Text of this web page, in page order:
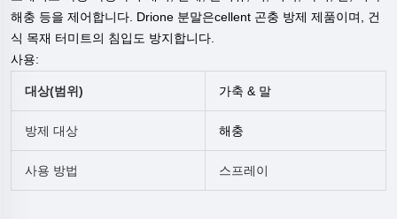
해충 등을 제어합니다. Drione 분말은cellent 곤충 방제 제품이며, 건
식 목재 터미트의 침입도 방지합니다.
사용:
대상(범위) 가축 & 말
방제 대상 해충
사용 방법 스프레이